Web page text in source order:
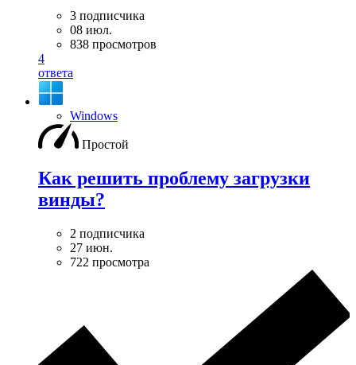
3 подписчика
08 июл.
838 просмотров
4
ответа
Windows
Простой
Как решить проблему загрузки
винды?
2 подписчика
27 июн.
722 просмотра